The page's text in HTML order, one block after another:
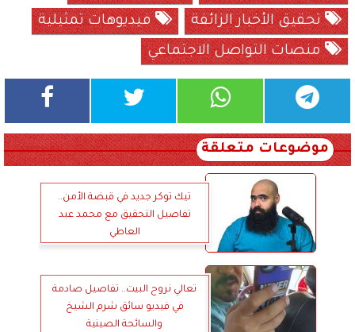
تحقيق الأخبار الزائفة
فيديوهات تمثيلية
منصات التواصل الاجتماعي
موضوعات متعلقة
تيك توكر جديد في قبضة الأمن..
تفاصيل التحقيق مع محمد عبد
العاطي
تعالي نروح البيت.. تفاصيل صادمة
في فيديو سائق شرم الشيخ
والسائحة الصينية